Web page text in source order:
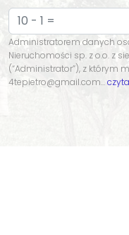
Administratorem danych
Nieruchomości sp. z o.o. z
(“Administrator”), z którym
4tepietro@gmail.com…